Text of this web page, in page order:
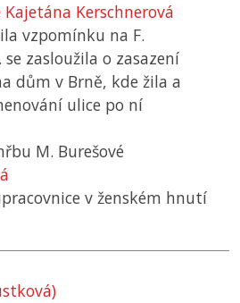
Kerschnerová
vzpomínku na F.
zasloužila o zasazení
dům v Brně, kde žila a
ulice po ní
M. Burešové
v ženském hnutí